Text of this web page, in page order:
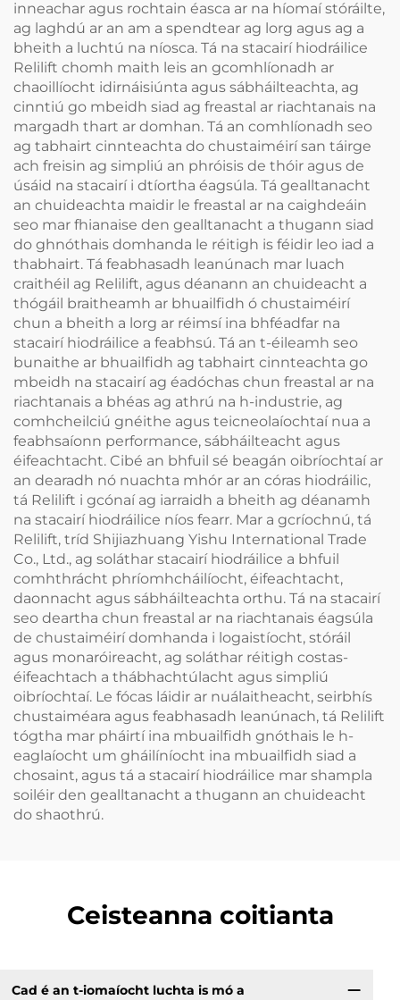
inneachar agus rochtain éasca ar na híomaí stóráilte,
ag laghdú ar an am a spendtear ag lorg agus ag a
bheith a luchtú na níosca. Tá na stacairí hiodráilice
Relilift chomh maith leis an gcomhlíonadh ar
chaoillíocht idirnáisiúnta agus sábháilteachta, ag
cinntiú go mbeidh siad ag freastal ar riachtanais na
margadh thart ar domhan. Tá an comhlíonadh seo
ag tabhairt cinnteachta do chustaiméirí san táirge
ach freisin ag simpliú an phróisis de thóir agus de
úsáid na stacairí i dtíortha éagsúla. Tá gealltanacht
an chuideachta maidir le freastal ar na caighdeáin
seo mar fhianaise den gealltanacht a thugann siad
do ghnóthais domhanda le réitigh is féidir leo iad a
thabhairt. Tá feabhasadh leanúnach mar luach
craithéil ag Relilift, agus déanann an chuideacht a
thógáil braitheamh ar bhuailfidh ó chustaiméirí
chun a bheith a lorg ar réimsí ina bhféadfar na
stacairí hiodráilice a feabhsú. Tá an t-éileamh seo
bunaithe ar bhuailfidh ag tabhairt cinnteachta go
mbeidh na stacairí ag éadóchas chun freastal ar na
riachtanais a bhéas ag athrú na h-industrie, ag
comhcheilciú gnéithe agus teicneolaíochtaí nua a
feabhsaíonn performance, sábháilteacht agus
éifeachtacht. Cibé an bhfuil sé beagán oibríochtaí ar
an dearadh nó nuachta mhór ar an córas hiodráilic,
tá Relilift i gcónaí ag iarraidh a bheith ag déanamh
na stacairí hiodráilice níos fearr. Mar a gcríochnú, tá
Relilift, tríd Shijiazhuang Yishu International Trade
Co., Ltd., ag soláthar stacairí hiodráilice a bhfuil
comhthrácht phríomhcháilíocht, éifeachtacht,
daonnacht agus sábháilteachta orthu. Tá na stacairí
seo deartha chun freastal ar na riachtanais éagsúla
de chustaiméirí domhanda i logaistíocht, stóráil
agus monaróireacht, ag soláthar réitigh costas-
éifeachtach a thábhachtúlacht agus simpliú
oibríochtaí. Le fócas láidir ar nuálaitheacht, seirbhís
chustaiméara agus feabhasadh leanúnach, tá Relilift
tógtha mar pháirtí ina mbuailfidh gnóthais le h-
eaglaíocht um gháilíníocht ina mbuailfidh siad a
chosaint, agus tá a stacairí hiodráilice mar shampla
soiléir den gealltanacht a thugann an chuideacht
do shaothrú.
Ceisteanna coitianta
Cad é an t-iomaíocht luchta is mó a